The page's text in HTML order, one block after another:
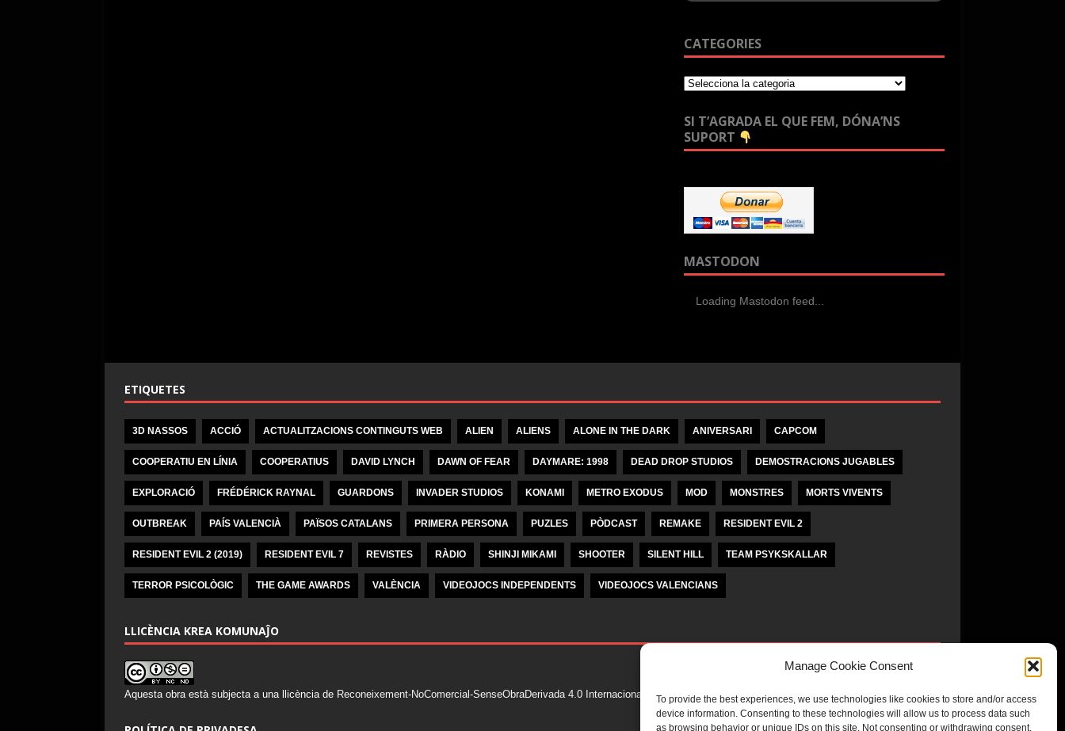
Manage Cookie Consent
To provide the best experiences, we use technologies like cookies to store and/or access
device information. Consenting to these technologies will allow us to process data such
as browsing behavior or unique IDs on this site. Not consenting or withdrawing consent,
CATEGORIES
SI T’AGRADA EL QUE FEM, DÓNA’NS
SUPORT
MASTODON
Loading Mastodon feed...
ETIQUETES
3D NASSOS ACCIÓ ACTUALITZACIONS CONTINGUTS WEB ALIEN ALIENS ALONE IN THE DARK ANIVERSARI CAPCOM
COOPERATIU EN LÍNIA COOPERATIUS DAVID LYNCH DAWN OF FEAR DAYMARE: 1998 DEAD DROP STUDIOS DEMOSTRACIONS JUGABLES
EXPLORACIÓ FRÉDÉRICK RAYNAL GUARDONS INVADER STUDIOS KONAMI METRO EXODUS MOD MONSTRES MORTS VIVENTS
OUTBREAK PAÍS VALENCIÀ PAÏSOS CATALANS PRIMERA PERSONA PUZLES PÒDCAST REMAKE RESIDENT EVIL 2
RESIDENT EVIL 2 (2019) RESIDENT EVIL 7 REVISTES RÀDIO SHINJI MIKAMI SHOOTER SILENT HILL TEAM PSYKSKALLAR
TERROR PSICOLÒGIC THE GAME AWARDS VALÈNCIA VIDEOJOCS INDEPENDENTS VIDEOJOCS VALENCIANS
LLICÈNCIA KREA KOMUNAĴO
Aquesta obra està subjecta a una llicència de Reconeixement-NoComercial-SenseObraDerivada 4.0 Internacional de Krea Komunaĵo